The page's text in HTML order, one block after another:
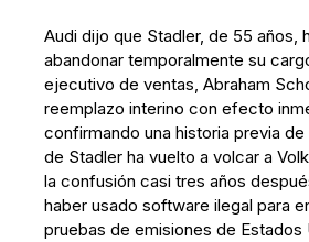
Audi dijo que Stadler, de 55 años,
abandonar temporalmente su
ejecutivo de ventas, Abraham
reemplazo interino con efecto
confirmando una historia previa
de Stadler ha vuelto a volcar a
la confusión casi tres años
haber usado software ilegal para
pruebas de emisiones de Estados